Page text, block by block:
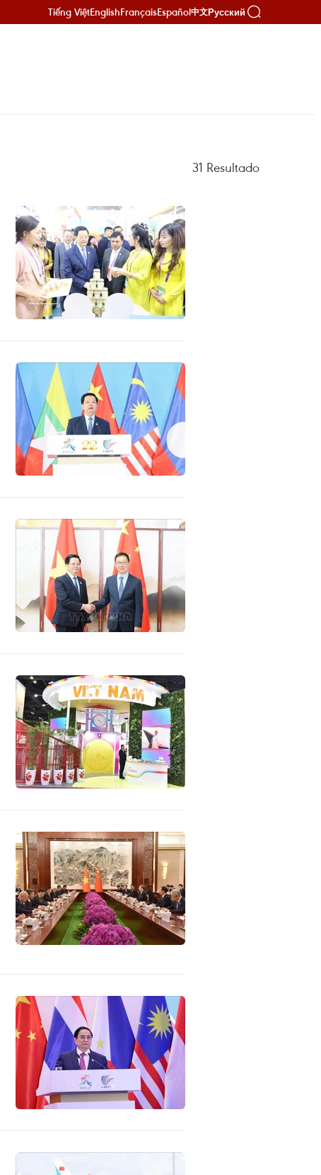
Tiếng ViệtEnglishFrançaisEspañol中文Русский
31 Resultado